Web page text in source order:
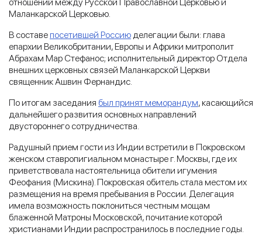
Маланкарской Церковью.
В составе посетившей Россию делегации были: глава
епархии Великобритании, Европы и Африки митрополит
Абрахам Мар Стефанос; исполнительный директор Отдела
внешних церковных связей Маланкарской Церкви
священник Ашвин Фернандис.
По итогам заседания был принят меморандум, касающийся
дальнейшего развития основных направлений
двустороннего сотрудничества.
Радушный прием гости из Индии встретили в Покровском
женском ставропигиальном монастыре г. Москвы, где их
приветствовала настоятельница обители игумения
Феофания (Мискина). Покровская обитель стала местом их
размещения на время пребывания в России. Делегация
имела возможность поклониться честным мощам
блаженной Матроны Московской, почитание которой
христианами Индии распространилось в последние годы.